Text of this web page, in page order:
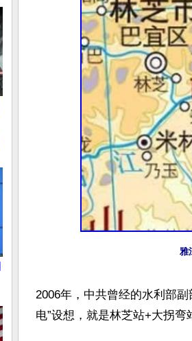
雅
2006年，中共曾经的水利部
电”设想，就是林芝站+大拐弯